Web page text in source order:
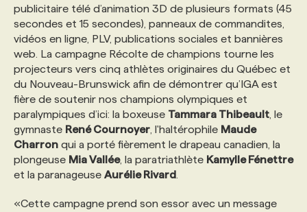
publicitaire télé d’animation 3D de plusieurs formats (45
secondes et 15 secondes), panneaux de commandites,
vidéos en ligne, PLV, publications sociales et bannières
web. La campagne Récolte de champions tourne les
projecteurs vers cinq athlètes originaires du Québec et
du Nouveau-Brunswick afin de démontrer qu’IGA est
fière de soutenir nos champions olympiques et
paralympiques d’ici: la boxeuse Tammara Thibeault , le
gymnaste René Cournoyer , l'haltérophile Maude
Charron qui a porté fièrement le drapeau canadien, la
plongeuse Mia Vallée, la paratriathlète Kamylle Fénettre
et la paranageuse Aurélie Rivard
«Cette campagne prend son essor avec un message